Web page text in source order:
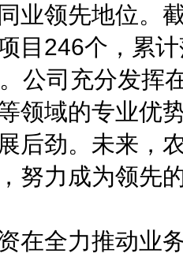
业领先地位。
目246个，累
公司充分发挥
领域的专业优
后劲。未来，
努力成为领先
全力推动业务